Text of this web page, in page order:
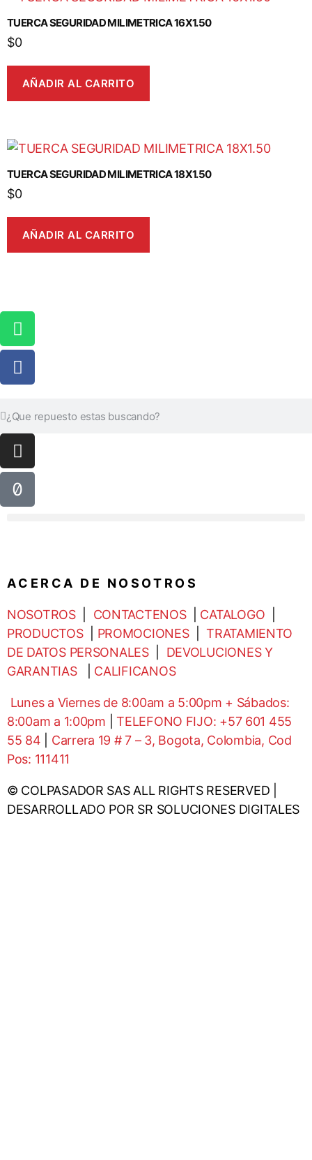
TUERCA SEGURIDAD MILIMETRICA 16X1.50
$0
AÑADIR AL CARRITO
TUERCA SEGURIDAD MILIMETRICA 18X1.50
$0
AÑADIR AL CARRITO
A C E R C A D E N O S O T R O S
NOSOTROS| CONTACTENOS| CATALOGO
PRODUCTOS| PROMOCIONES|TRATAMIENTO
DE DATOS PERSONALES| DEVOLUCIONES Y
GARANTIAS
CALIFICANOS
Lunes a Viernes de 8:00am a 5:00pm + Sábados:
8:00am a 1:00pm |TELEFONO FIJO: +57 601 455
55 84
Carrera 19 # 7 – 3, Bogota, Colombia, Cod
Pos: 111411
© COLPASADOR SAS ALL RIGHTS RESERVED |
DESARROLLADO POR SR SOLUCIONES DIGITALES